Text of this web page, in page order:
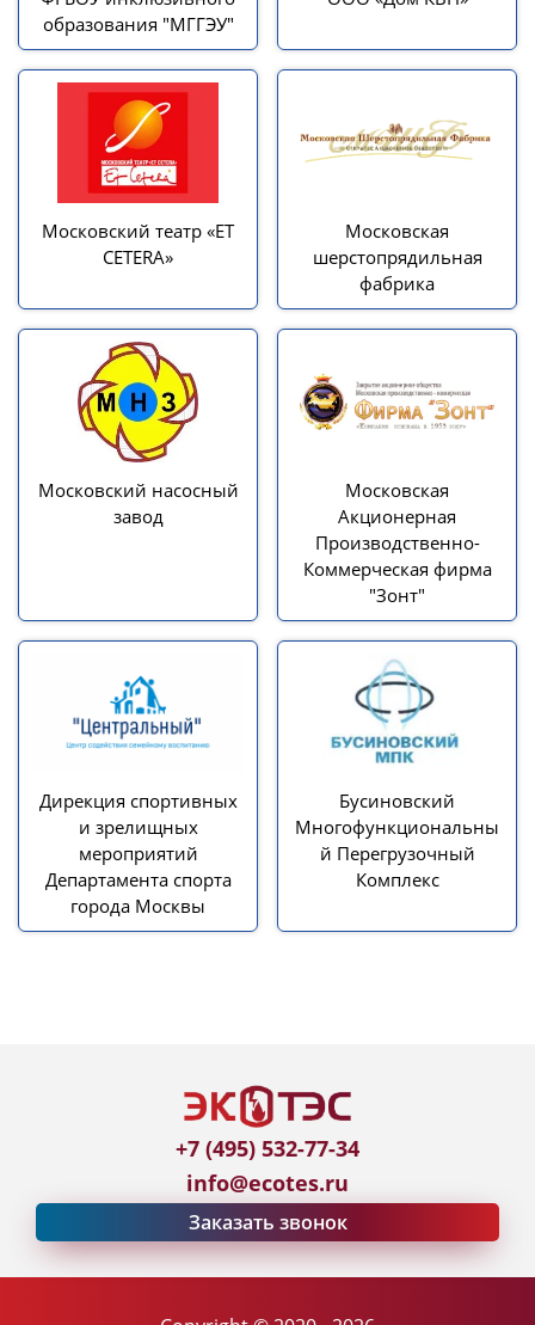
образования "МГГЭУ"
Московский театр «ET
CETERA»
Московская
шерстопрядильная
фабрика
Московский насосный
завод
Московская
Акционерная
Производственно-
Коммерческая фирма
"Зонт"
Дирекция спортивных
и зрелищных
мероприятий
Департамента спорта
города Москвы
Бусиновский
Многофункциональны
й Перегрузочный
Комплекс
+7 (495) 532-77-34
info@ecotes.ru
Заказать звонок